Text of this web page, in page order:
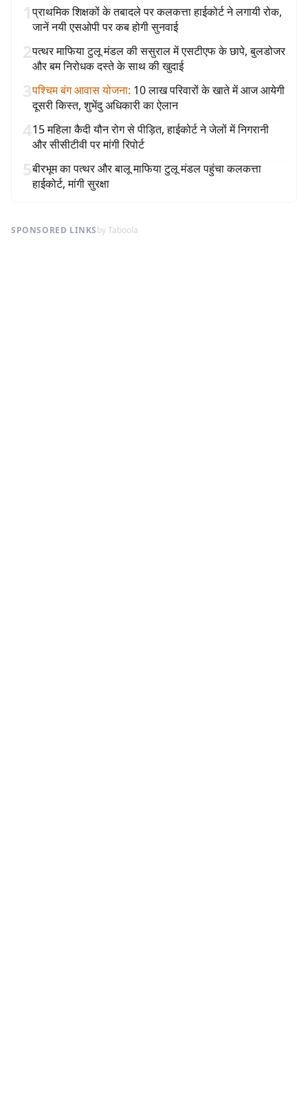
1प्राथमिक शिक्षकों के तबादले पर कलकत्ता हाईकोर्ट ने लगायी रोक,
जानें नयी एसओपी पर कब होगी सुनवाई
2पत्थर माफिया टुलू मंडल की ससुराल में एसटीएफ के छापे, बुलडोजर
और बम निरोधक दस्ते के साथ की खुदाई
3पश्चिम बंग आवास योजना: 10 लाख परिवारों के खाते में आज आयेगी
दूसरी किस्त, शुभेंदु अधिकारी का ऐलान
415 महिला कैदी यौन रोग से पीड़ित, हाईकोर्ट ने जेलों में निगरानी
और सीसीटीवी पर मांगी रिपोर्ट
5बीरभूम का पत्थर और बालू माफिया टुलू मंडल पहुंचा कलकत्ता
हाईकोर्ट, मांगी सुरक्षा
SPONSORED LINKSby Taboola